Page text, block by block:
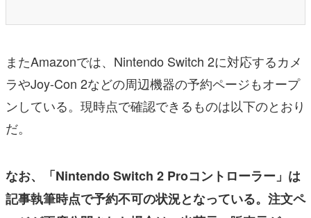
またAmazonでは、Nintendo Switch 2に対応するカメ
ラやJoy-Con 2などの周辺機器の予約ページもオープ
ンしている。現時点で確認できるものは以下のとおり
だ。
なお、「Nintendo Switch 2 Proコントローラー」は
記事執筆時点で予約不可の状況となっている。注文ペ